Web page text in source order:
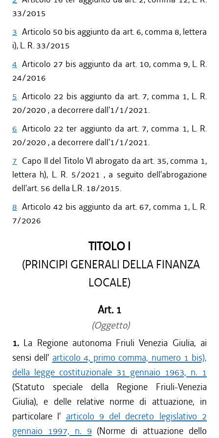
dal 27/04/2017 al 09/08/2017
dal 15/12/2016 al 08/01/2017
dal 13/08/2016 al 14/12/2016
dal 30/06/2016 al 12/08/2016
dal 17/03/2016 al 29/06/2016
dal 13/11/2015 al 12/01/2016
dal 22/10/2015 al 12/11/2015
dal 11/08/2015 al 21/10/2015
dal 06/08/2015 al 10/08/2015
33/2015
3 Articolo 50 bis aggiunto da art. 6, comma 8, lettera
i), L. R. 33/2015
4 Articolo 27 bis aggiunto da art. 10, comma 9, L. R.
24/2016
5 Articolo 22 bis aggiunto da art. 7, comma 1, L. R.
20/2020 , a decorrere dall'1/1/2021.
6 Articolo 22 ter aggiunto da art. 7, comma 1, L. R.
20/2020 , a decorrere dall'1/1/2021.
7 Capo II del Titolo VI abrogato da art. 35, comma 1,
lettera h), L. R. 5/2021 , a seguito dell'abrogazione
dell'art. 56 della L.R. 18/2015.
8 Articolo 42 bis aggiunto da art. 67, comma 1, L. R.
7/2026
TITOLO I
(PRINCIPI GENERALI DELLA FINANZA
LOCALE)
Art. 1
(Oggetto)
1. La Regione autonoma Friuli Venezia Giulia, ai
sensi dell' articolo 4, primo comma, numero 1 bis),
della legge costituzionale 31 gennaio 1963, n. 1
(Statuto speciale della Regione Friuli-Venezia
Giulia), e delle relative norme di attuazione, in
particolare l' articolo 9 del decreto legislativo 2
gennaio 1997, n. 9 (Norme di attuazione dello